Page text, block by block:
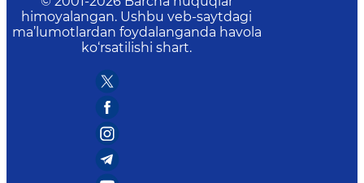
himoyalangan. Ushbu veb-saytdagi
ma’lumotlardan foydalanganda havola
ko‘rsatilishi shart.